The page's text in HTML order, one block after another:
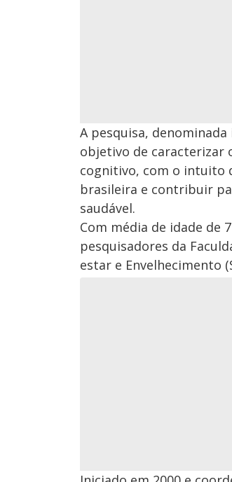
A pesquisa,
objetivo de caracterizar
cognitivo, com o intuito
brasileira e contribuir
saudável.
Com média de idade de
pesquisadores da
estar e Envelhecimento